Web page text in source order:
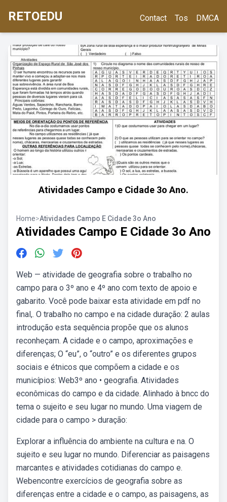
RETOEDU Contact Tos DMCA
Atividades Campo e Cidade 3o Ano.
Home>Atividades Campo E Cidade 3o Ano
Atividades Campo E Cidade 3o Ano
Web — atividade de geografia sobre o trabalho no
campo para o 3º ano e 4º ano com texto de apoio e
gabarito. Você pode baixar esta atividade em pdf no
final,. O trabalho no campo e na cidade duração: 2 aulas
introdução esta sequência propõe que os alunos
reconheçam. A cidade e o campo, aproximações e
diferenças; O “eu”, o “outro” e os diferentes grupos
sociais e étnicos que compõem a cidade e os
municípios: Web3º ano • geografia. Atividades
econômicas do campo e da cidade. Alinhado à bncc do
tema o sujeito e seu lugar no mundo. Uma viagem de
cidade para o campo > duração:
Explorar a influência do ambiente na cultura e na. O
sujeito e seu lugar no mundo. Diferenciar as paisagens
marcantes e atividades cotidianas do campo e.
Webencontre exercícios de geografia sobre as
diferenças entre a cidade e o campo, as paisagens, as